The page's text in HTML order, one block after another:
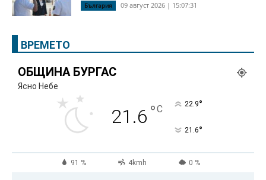
България 09 август 2026 | 15:07:31
ВРЕМЕТО
ОБЩИНА БУРГАС
Ясно Небе
21.6 °C 22.9°
21.6°
91 % 4kmh 0 %